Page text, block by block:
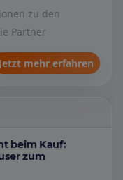
zu den
Partner
Jetzt mehr erfahren
beim Kauf:
zum